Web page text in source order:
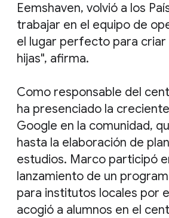
Eemshaven, volvió a los
trabajar en el equipo de
el lugar perfecto para criar
hijas", afirma.
Como responsable del
ha presenciado la
Google en la comunidad,
hasta la elaboración de
estudios. Marco participó
lanzamiento de un
para institutos locales por
acogió a alumnos en el